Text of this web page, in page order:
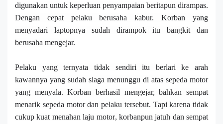
digunakan untuk keperluan penyampaian beritapun dirampas.
Dengan cepat pelaku berusaha kabur. Korban yang
menyadari laptopnya sudah dirampok itu bangkit dan
berusaha mengejar.
Pelaku yang ternyata tidak sendiri itu berlari ke arah
kawannya yang sudah siaga menunggu di atas sepeda motor
yang menyala. Korban berhasil mengejar, bahkan sempat
menarik sepeda motor dan pelaku tersebut. Tapi karena tidak
cukup kuat menahan laju motor, korbanpun jatuh dan sempat